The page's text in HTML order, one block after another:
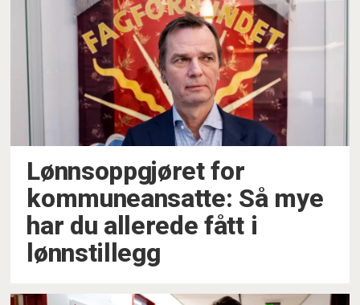
Lønnsoppgjøret for
kommuneansatte: Så mye
har du allerede fått i
lønnstillegg